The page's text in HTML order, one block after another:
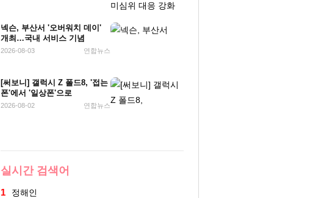
넥슨, 부산서 '오버워치 데이'
개최…국내 서비스 기념
2026-08-03 연합뉴스
[써보니] 갤럭시 Z 폴드8, '접는
폰'에서 '일상폰'으로
2026-08-02 연합뉴스
실시간 검색어
1 정해인